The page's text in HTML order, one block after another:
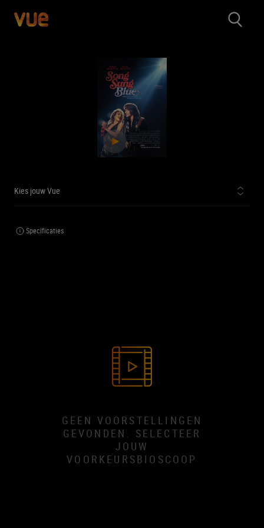
Kies jouw Vue
Specificaties
GEEN VOORSTELLINGEN
GEVONDEN. SELECTEER
JOUW
VOORKEURSBIOSCOOP